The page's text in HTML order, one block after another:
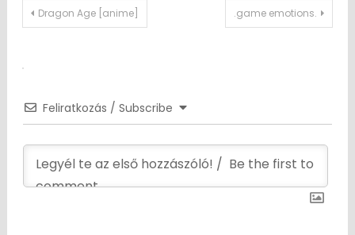
Post
Dragon Age [anime] .game emotions.
Feliratkozás / Subscribe